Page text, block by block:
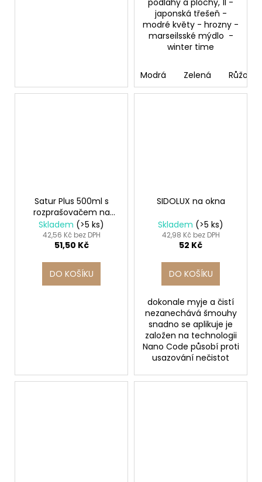
podlahy a plochy, 1l -
japonská třešeň -
modré květy - hrozny -
marseilsské mýdlo -
winter time
Modrá Zelená Růžová
Satur Plus 500ml s
rozprašovačem na
koupelny
Skladem (>5 ks)
42,56 Kč bez DPH
51,50 Kč
DO KOŠÍKU
SIDOLUX na okna
Skladem (>5 ks)
42,98 Kč bez DPH
52 Kč
DO KOŠÍKU
dokonale myje a čistí
nezanechává šmouhy
snadno se aplikuje je
založen na technologii
Nano Code působí proti
usazování nečistot